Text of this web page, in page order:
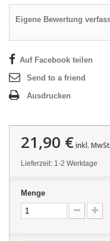
Eigene Bewertung
Auf Facebook teilen
Send to a friend
Ausdrucken
21,90 €inkl.
Lieferzeit: 1-2 Werktage
Menge